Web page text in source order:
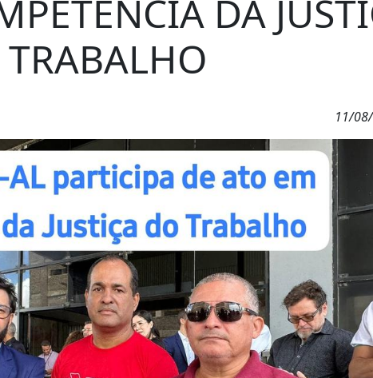
DA
TRABALHO
11/